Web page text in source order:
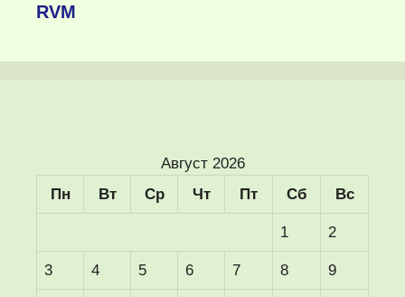
RVM
Август 2026
Пн
Вт Ср Чт Пт Сб Вс
1 2
3 4 5 6 7 8 9